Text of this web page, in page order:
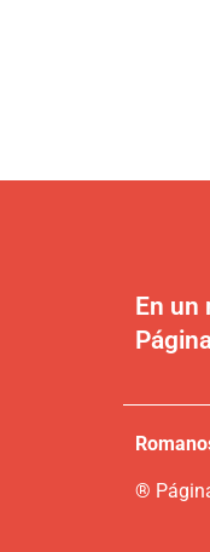
En un
® P